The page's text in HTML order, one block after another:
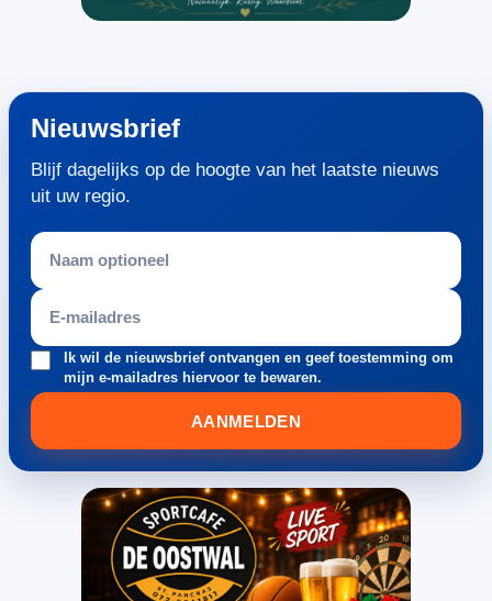
Nieuwsbrief
Blijf dagelijks op de hoogte van het laatste nieuws
uit uw regio.
Ik wil de nieuwsbrief ontvangen en geef toestemming om
mijn e-mailadres hiervoor te bewaren.
AANMELDEN